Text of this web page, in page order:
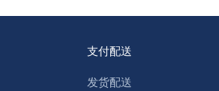
支付配送
发货配送